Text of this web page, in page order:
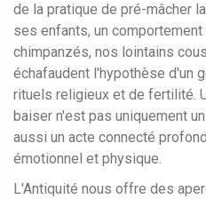
de la pratique de pré-mâcher
ses enfants, un
chimpanzés, nos lointains
échafaudent l'hypothèse d'un
rituels religieux et de fertilité.
baiser n'est pas uniquement
aussi un acte connecté
émotionnel et physique.
L'Antiquité nous offre des